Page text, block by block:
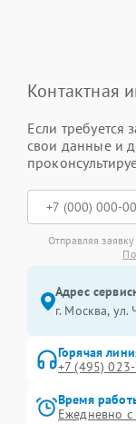
Контактная
Если требуется
свои данные и
Отправляя
Адрес
г. Москва, ул.
Горячая
+7 (495)
Время
Ежедневно